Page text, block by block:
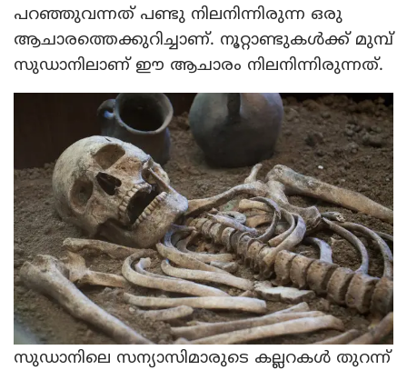
പറഞ്ഞുവന്നത് പണ്ടു നിലനിന്നിരുന്ന ഒരു
ആചാരത്തെക്കുറിച്ചാണ്. നൂറ്റാണ്ടുകള്‍ക്ക് മുമ്പ്
സുഡാനിലാണ് ഈ ആചാരം നിലനിന്നിരുന്നത്.
സുഡാനിലെ സന്യാസിമാരുടെ കല്ലറകള്‍ തുറന്ന്